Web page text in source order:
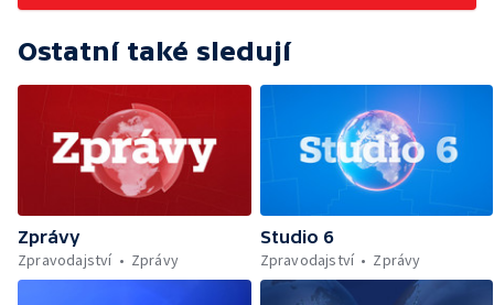
Ostatní také sledují
Zprávy
Zpravodajství
Zprávy
Studio 6
Zpravodajství
Zprávy